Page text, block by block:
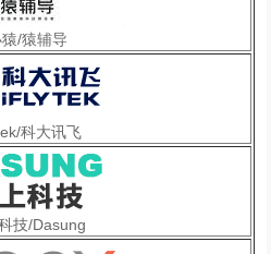
/猿辅导
科大讯飞
技/Dasung